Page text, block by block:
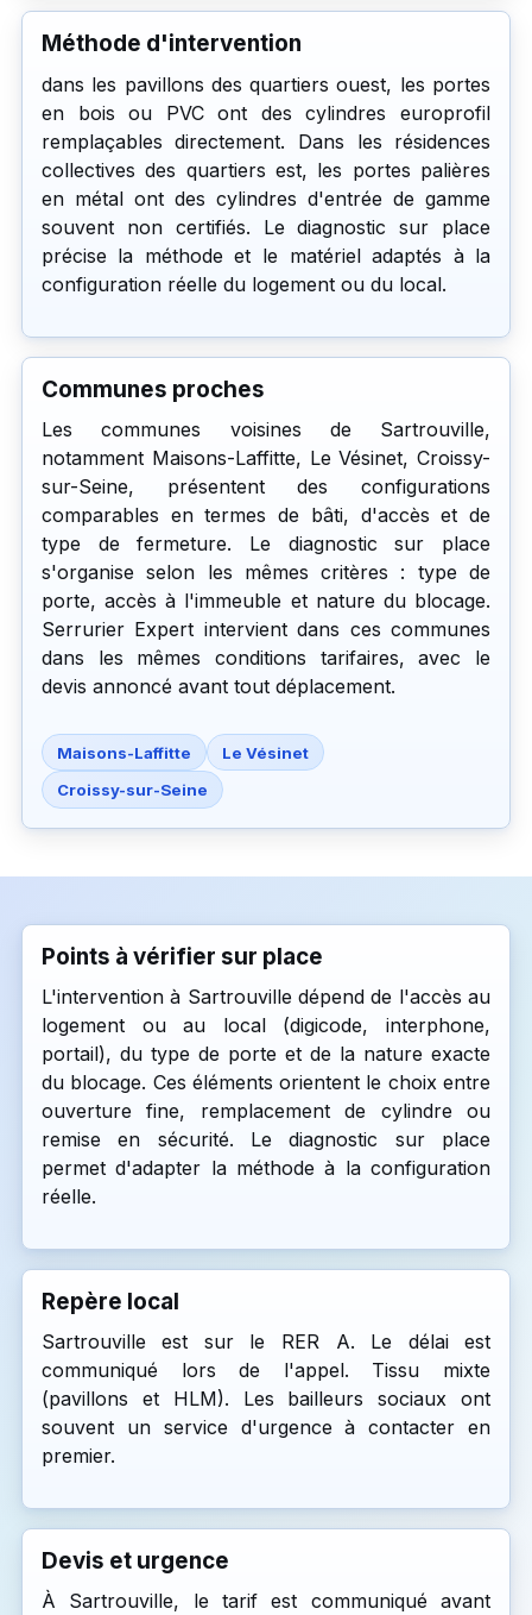
Méthode d'intervention
dans les pavillons des quartiers ouest, les portes
en bois ou PVC ont des cylindres europrofil
remplaçables directement. Dans les résidences
collectives des quartiers est, les portes palières
en métal ont des cylindres d'entrée de gamme
souvent non certifiés. Le diagnostic sur place
précise la méthode et le matériel adaptés à la
configuration réelle du logement ou du local.
Communes proches
Les communes voisines de Sartrouville,
notamment Maisons-Laffitte, Le Vésinet, Croissy-
sur-Seine, présentent des configurations
comparables en termes de bâti, d'accès et de
type de fermeture. Le diagnostic sur place
s'organise selon les mêmes critères : type de
porte, accès à l'immeuble et nature du blocage.
Serrurier Expert intervient dans ces communes
dans les mêmes conditions tarifaires, avec le
devis annoncé avant tout déplacement.
Maisons-Laffitte
Le Vésinet
Croissy-sur-Seine
Points à vérifier sur place
L'intervention à Sartrouville dépend de l'accès au
logement ou au local (digicode, interphone,
portail), du type de porte et de la nature exacte
du blocage. Ces éléments orientent le choix entre
ouverture fine, remplacement de cylindre ou
remise en sécurité. Le diagnostic sur place
permet d'adapter la méthode à la configuration
réelle.
Repère local
Sartrouville est sur le RER A. Le délai est
communiqué lors de l'appel. Tissu mixte
(pavillons et HLM). Les bailleurs sociaux ont
souvent un service d'urgence à contacter en
premier.
Devis et urgence
À Sartrouville, le tarif est communiqué avant